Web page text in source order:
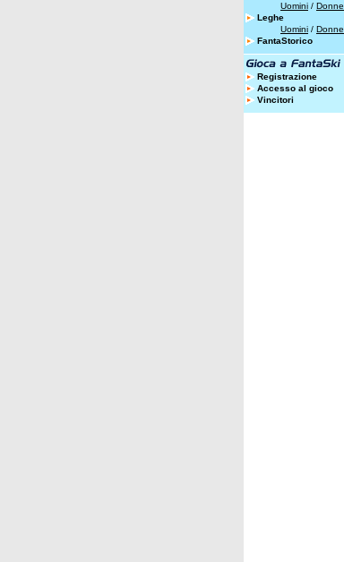
Uomini / Donne
Leghe
Uomini / Donne
FantaStorico
Registrazione
Accesso al gioco
Vincitori